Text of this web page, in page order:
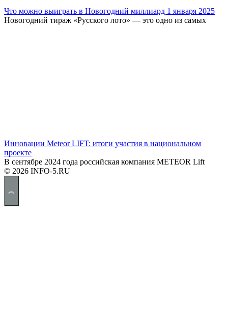
Что можно выиграть в Новогодний миллиард 1 января 2025
Новогодний тираж «Русского лото» — это одно из самых
Инновации Meteor LIFT: итоги участия в национальном
проекте
В сентябре 2024 года российская компания METEOR Lift
© 2026 INFO-5.RU